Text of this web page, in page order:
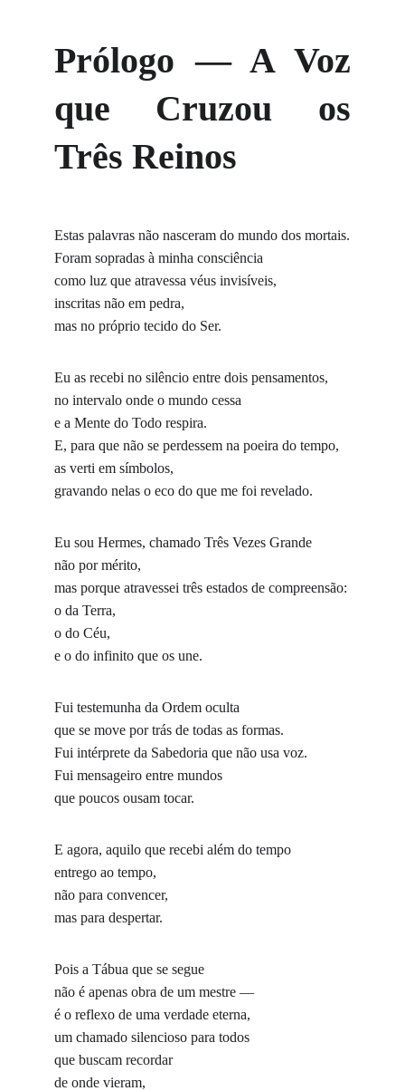
Prólogo — A Voz
que Cruzou os
Três Reinos
Estas palavras não nasceram do mundo dos mortais.
Foram sopradas à minha consciência
como luz que atravessa véus invisíveis,
inscritas não em pedra,
mas no próprio tecido do Ser.
Eu as recebi no silêncio entre dois pensamentos,
no intervalo onde o mundo cessa
e a Mente do Todo respira.
E, para que não se perdessem na poeira do tempo,
as verti em símbolos,
gravando nelas o eco do que me foi revelado.
Eu sou Hermes, chamado Três Vezes Grande
não por mérito,
mas porque atravessei três estados de compreensão:
o da Terra,
o do Céu,
e o do infinito que os une.
Fui testemunha da Ordem oculta
que se move por trás de todas as formas.
Fui intérprete da Sabedoria que não usa voz.
Fui mensageiro entre mundos
que poucos ousam tocar.
E agora, aquilo que recebi além do tempo
entrego ao tempo,
não para convencer,
mas para despertar.
Pois a Tábua que se segue
não é apenas obra de um mestre —
é o reflexo de uma verdade eterna,
um chamado silencioso para todos
que buscam recordar
de onde vieram,